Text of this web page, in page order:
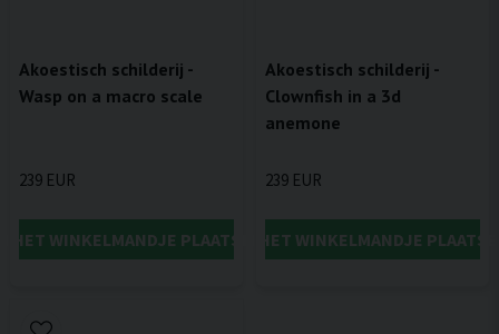
Akoestisch schilderij -
Wasp on a macro scale
239 EUR
HET WINKELMANDJE PLAATSEN
Akoestisch schilderij -
Clownfish in a 3d
anemone
239 EUR
IN HET WINKELMANDJE